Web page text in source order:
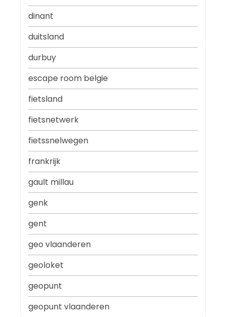
dinant
duitsland
durbuy
escape room belgie
fietsland
fietsnetwerk
fietssnelwegen
frankrijk
gault millau
genk
gent
geo vlaanderen
geoloket
geopunt
geopunt vlaanderen